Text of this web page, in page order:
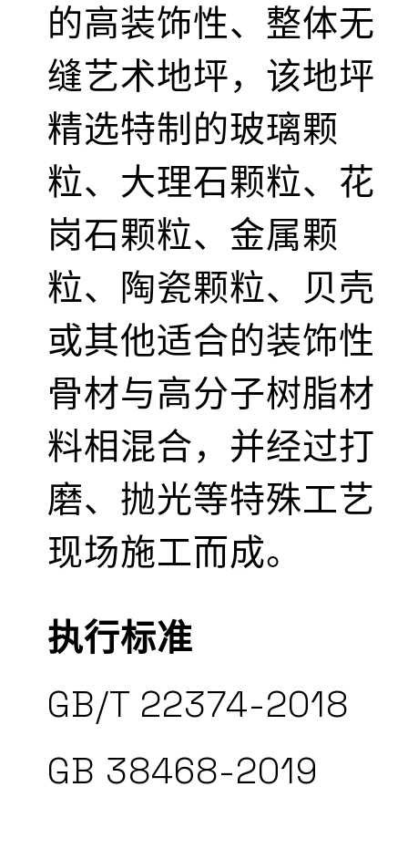
的高装饰性、整体无
缝艺术地坪，该地坪
精选特制的玻璃颗
粒、大理石颗粒、花
岗石颗粒、金属颗
粒、陶瓷颗粒、贝壳
或其他适合的装饰性
骨材与高分子树脂材
料相混合，并经过打
磨、抛光等特殊工艺
现场施工而成。
执行标准
GB/T 22374-2018
GB 38468-2019